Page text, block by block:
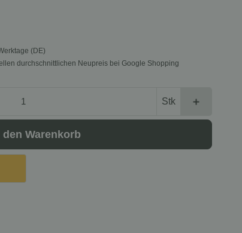
(DE)
durchschnittlichen Neupreis bei Google Shopping
Stk
den Warenkorb